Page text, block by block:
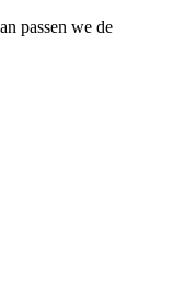
passen we de